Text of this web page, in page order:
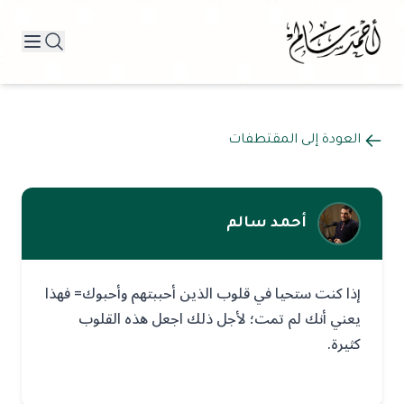
العودة إلى المقتطفات
أحمد سالم
إذا كنت ستحيا في قلوب الذين أحببتهم وأحبوك= فهذا
يعني أنك لم تمت؛ لأجل ذلك اجعل هذه القلوب
كثيرة.